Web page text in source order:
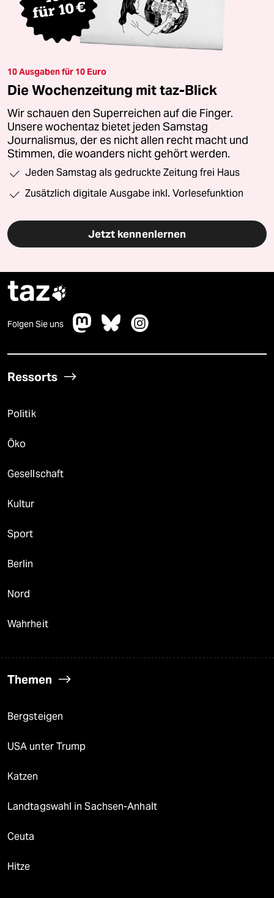
10 Ausgaben für 10 Euro
Die Wochenzeitung mit taz-Blick
Wir schauen den Superreichen auf die Finger.
Unsere wochentaz bietet jeden Samstag
Journalismus, der es nicht allen recht macht und
Stimmen, die woanders nicht gehört werden.
Jeden Samstag als gedruckte Zeitung frei Haus
Zusätzlich digitale Ausgabe inkl. Vorlesefunktion
Jetzt kennenlernen
taz
Folgen Sie uns
Ressorts
Politik
Öko
Gesellschaft
Kultur
Sport
Berlin
Nord
Wahrheit
Themen
Bergsteigen
USA unter Trump
Katzen
Landtagswahl in Sachsen-Anhalt
Ceuta
Hitze